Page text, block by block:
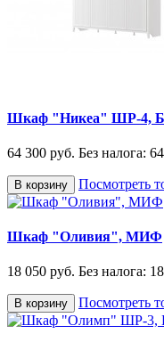
Шкаф "Никеа" ШР-4,
64 300 руб. Без налога:
В корзину Посмотреть
Шкаф "Оливия", МИФ
18 050 руб. Без налога:
В корзину Посмотреть